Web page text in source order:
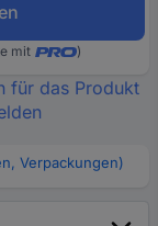
mit )
für das Produkt
Verpackungen)